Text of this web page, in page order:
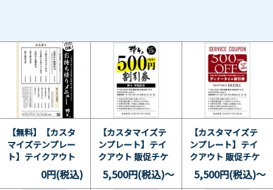
【無料】【カスタ
マイズテンプレー
ト】テイクアウト
A1メニューポスタ
0円(税込)
【カスタマイズテ
ンプレート】テイ
クアウト 販促チケ
ット 500円OFF券
23
5,500円(税込)～
【カスタマイズテ
ンプレート】テイ
クアウト 販促チケ
ット 500円OFF券
26
5,500円(税込)～